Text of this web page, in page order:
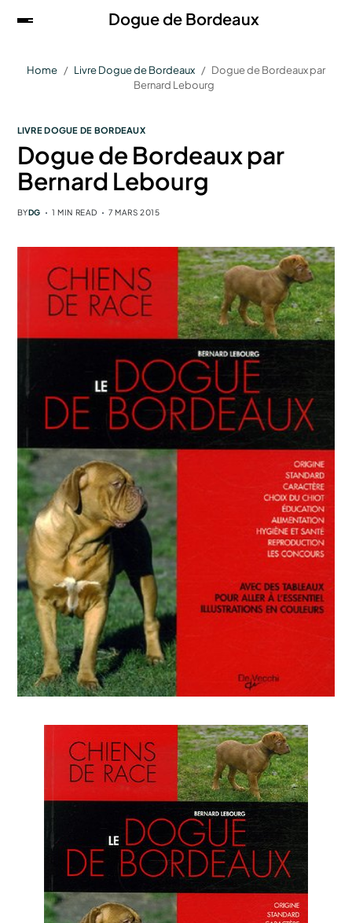
Dogue de Bordeaux
Home Livre Dogue de Bordeaux
Dogue de Bordeaux par
Bernard Lebourg
LIVRE DOGUE DE BORDEAUX
Dogue de Bordeaux par
Bernard Lebourg
BYDG 1 MIN READ 7 MARS 2015